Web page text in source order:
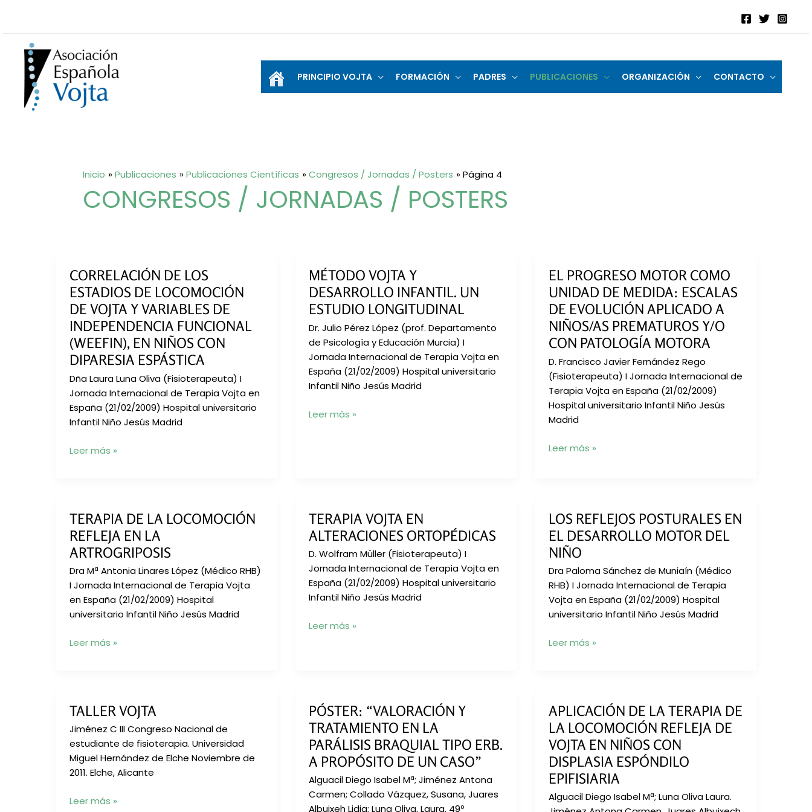
PRINCIPIO VOJTA FORMACIÓN PADRES PUBLICACIONES ORGANIZACIÓN CONTACTO
Inicio Publicaciones Publicaciones Científicas Congresos / Jornadas / Posters Página 4
CONGRESOS / JORNADAS / POSTERS
CORRELACIÓN DE LOS
ESTADIOS DE LOCOMOCIÓN
DE VOJTA Y VARIABLES DE
INDEPENDENCIA FUNCIONAL
(WEEFIN), EN NIÑOS CON
DIPARESIA ESPÁSTICA
Dña Laura Luna Oliva (Fisioterapeuta) I
Jornada Internacional de Terapia Vojta en
España (21/02/2009) Hospital universitario
Infantil Niño Jesús Madrid
Correlación
Locomoción
de
Vojta
y
variables
independencia
(Weefin),
espástica
Leer más »
MÉTODO VOJTA Y
DESARROLLO INFANTIL. UN
ESTUDIO LONGITUDINAL
Dr. Julio Pérez López (prof. Departamento
de Psicología y Educación Murcia) I
Jornada Internacional de Terapia Vojta en
España (21/02/2009) Hospital universitario
Infantil Niño Jesús Madrid
Método
longitudinal
Leer más »
EL PROGRESO MOTOR COMO
UNIDAD DE MEDIDA: ESCALAS
DE EVOLUCIÓN APLICADO A
NIÑOS/AS PREMATUROS Y/O
CON PATOLOGÍA MOTORA
D. Francisco Javier Fernández Rego
(Fisioterapeuta) I Jornada Internacional de
Terapia Vojta en España (21/02/2009)
Hospital universitario Infantil Niño Jesús
Madrid
El
de
medida:
Escalas
evolución
aplicado
a
niños/as
y/o
Leer más »
TERAPIA DE LA LOCOMOCIÓN
REFLEJA EN LA
ARTROGRIPOSIS
Dra Mª Antonia Linares López (Médico RHB)
I Jornada Internacional de Terapia Vojta
en España (21/02/2009) Hospital
universitario Infantil Niño Jesús Madrid
Terapia
en
la
Artrogriposis
Leer más »
TERAPIA VOJTA EN
ALTERACIONES ORTOPÉDICAS
D. Wolfram Müller (Fisioterapeuta) I
Jornada Internacional de Terapia Vojta en
España (21/02/2009) Hospital universitario
Infantil Niño Jesús Madrid
Terapia
Leer más »
LOS REFLEJOS POSTURALES EN
EL DESARROLLO MOTOR DEL
NIÑO
Dra Paloma Sánchez de Muniaín (Médico
RHB) I Jornada Internacional de Terapia
Vojta en España (21/02/2009) Hospital
universitario Infantil Niño Jesús Madrid
Los
desarrollo
motor
del
niño
Leer más »
TALLER VOJTA
Jiménez C III Congreso Nacional de
estudiante de fisioterapia. Universidad
Miguel Hernández de Elche Noviembre de
2011. Elche, Alicante
Taller
Leer más »
PÓSTER: “VALORACIÓN Y
TRATAMIENTO EN LA
PARÁLISIS BRAQUIAL TIPO ERB.
A PROPÓSITO DE UN CASO”
Alguacil Diego Isabel Mª; Jiménez Antona
Carmen; Collado Vázquez, Susana, Juares
Albuixeh Lidia; Luna Oliva, Laura. 49º
APLICACIÓN DE LA TERAPIA DE
LA LOCOMOCIÓN REFLEJA DE
VOJTA EN NIÑOS CON
DISPLASIA ESPÓNDILO
EPIFISIARIA
Alguacil Diego Isabel Mª; Luna Oliva Laura.